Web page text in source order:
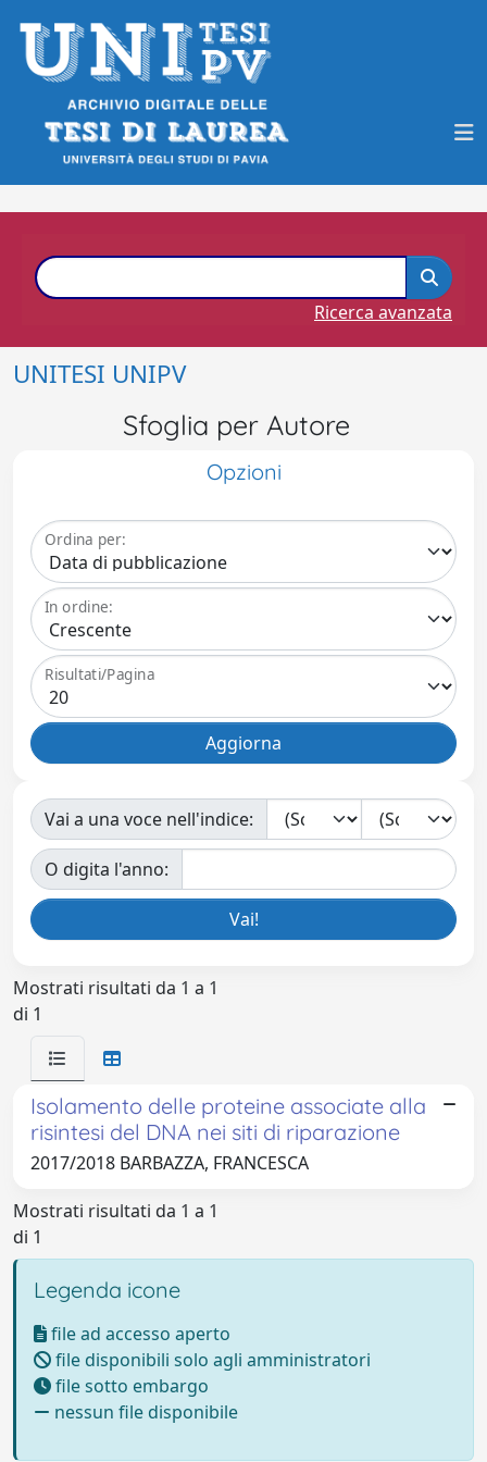
Ricerca avanzata
UNITESI UNIPV
Sfoglia per Autore
Opzioni
Ordina per:
In ordine:
Risultati/Pagina
Vai a una voce nell'indice:
O digita l'anno:
Mostrati risultati da 1 a 1
di 1
Isolamento delle proteine associate alla
risintesi del DNA nei siti di riparazione
2017/2018 BARBAZZA, FRANCESCA
Mostrati risultati da 1 a 1
di 1
Legenda icone
file ad accesso aperto
file disponibili solo agli amministratori
file sotto embargo
nessun file disponibile